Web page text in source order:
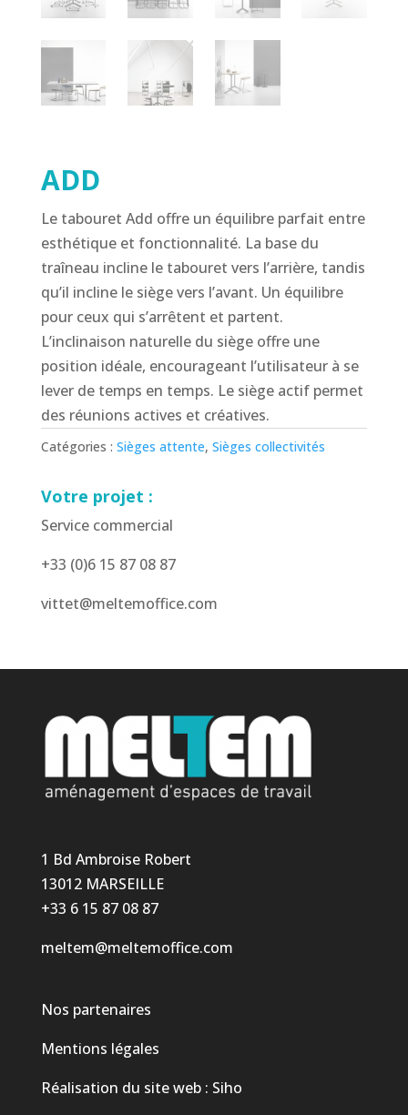
ADD
Le tabouret Add offre un équilibre parfait entre
esthétique et fonctionnalité. La base du
traîneau incline le tabouret vers l’arrière, tandis
qu’il incline le siège vers l’avant. Un équilibre
pour ceux qui s’arrêtent et partent.
L’inclinaison naturelle du siège offre une
position idéale, encourageant l’utilisateur à se
lever de temps en temps. Le siège actif permet
des réunions actives et créatives.
Catégories : Sièges attente, Sièges collectivités
Votre projet :
Service commercial
+33 (0)6 15 87 08 87
vittet@meltemoffice.com
1 Bd Ambroise Robert
13012 MARSEILLE
+33 6 15 87 08 87
meltem@meltemoffice.com
Nos partenaires
Mentions légales
Réalisation du site web : Siho